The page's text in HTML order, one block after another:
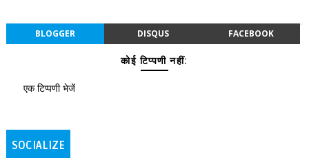
BLOGGER DISQUS FACEBOOK
कोई टिप्पणी नहीं:
एक टिप्पणी भेजें
SOCIALIZE